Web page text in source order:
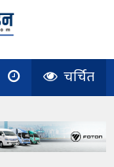
चर्चित